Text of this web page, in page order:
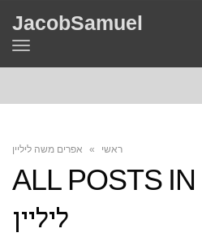
JacobSamuel
Toggle
ראשי » אפרים משה ליליין
ALL POSTS IN
ליליין